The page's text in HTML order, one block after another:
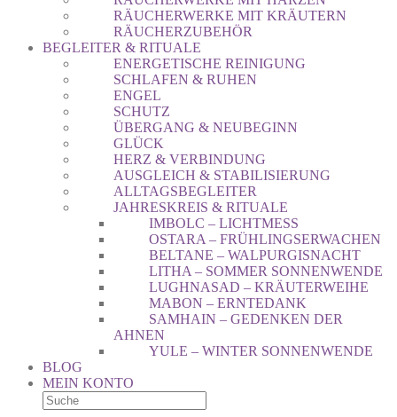
RÄUCHERWERKE MIT KRÄUTERN
RÄUCHERZUBEHÖR
BEGLEITER & RITUALE
ENERGETISCHE REINIGUNG
SCHLAFEN & RUHEN
ENGEL
SCHUTZ
ÜBERGANG & NEUBEGINN
GLÜCK
HERZ & VERBINDUNG
AUSGLEICH & STABILISIERUNG
ALLTAGSBEGLEITER
JAHRESKREIS & RITUALE
IMBOLC – LICHTMESS
OSTARA – FRÜHLINGSERWACHEN
BELTANE – WALPURGISNACHT
LITHA – SOMMER SONNENWENDE
LUGHNASAD – KRÄUTERWEIHE
MABON – ERNTEDANK
SAMHAIN – GEDENKEN DER
AHNEN
YULE – WINTER SONNENWENDE
BLOG
MEIN KONTO